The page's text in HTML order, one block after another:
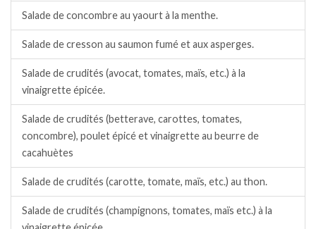
Salade de concombre au yaourt à la menthe.
Salade de cresson au saumon fumé et aux asperges.
Salade de crudités (avocat, tomates, maïs, etc.) à la
vinaigrette épicée.
Salade de crudités (betterave, carottes, tomates,
concombre), poulet épicé et vinaigrette au beurre de
cacahuètes
Salade de crudités (carotte, tomate, maïs, etc.) au thon.
Salade de crudités (champignons, tomates, maïs etc.) à la